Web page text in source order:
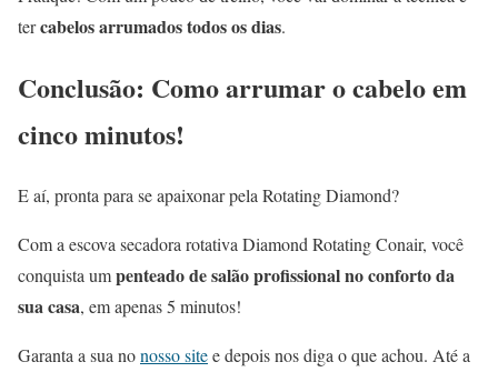
tercabelos arrumados todos os dias.
Conclusão: Como arrumar o cabelo em
cinco minutos!
E aí, pronta para se apaixonar pela Rotating Diamond?
Com a escova secadora rotativa Diamond Rotating Conair, você
conquista umpenteado de salão profissional no conforto da
sua casa, em apenas 5 minutos!
Garanta a sua nonosso sitee depois nos diga o que achou. Até a